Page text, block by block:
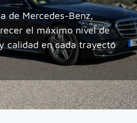
de Mercedes-Benz,
el máximo nivel de
calidad en cada trayecto